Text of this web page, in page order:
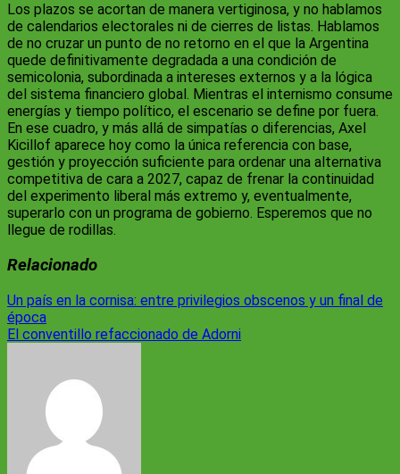
Los plazos se acortan de manera vertiginosa, y no hablamos
de calendarios electorales ni de cierres de listas. Hablamos
de no cruzar un punto de no retorno en el que la Argentina
quede definitivamente degradada a una condición de
semicolonia, subordinada a intereses externos y a la lógica
del sistema financiero global. Mientras el internismo consume
energías y tiempo político, el escenario se define por fuera.
En ese cuadro, y más allá de simpatías o diferencias, Axel
Kicillof aparece hoy como la única referencia con base,
gestión y proyección suficiente para ordenar una alternativa
competitiva de cara a 2027, capaz de frenar la continuidad
del experimento liberal más extremo y, eventualmente,
superarlo con un programa de gobierno. Esperemos que no
llegue de rodillas.
Relacionado
Navegación
de
Un país en la cornisa: entre privilegios obscenos y un final de
época
El conventillo refaccionado de Adorni